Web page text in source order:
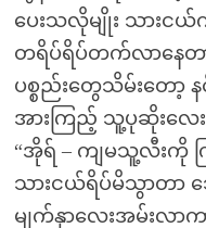
ပေးသလိုမျိုး သားင
တရိပ်ရိပ်တက်လာနေတာ
ပစ္စည်းတွေသိမ်းတော့
အားကြည့် သူ့ပုဆိုးလေး
“အိုရ် – ကျမသူ့လီးကို
သားငယ်ရိပ်မိသွာတာ
မျက်နှာလေးအမ်းလာက